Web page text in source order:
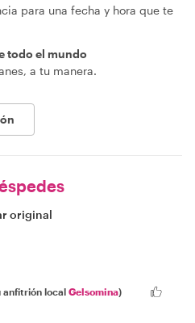
para una fecha y hora que te
todo el mundo
a tu manera.
original
anfitrión local Gelsomina)